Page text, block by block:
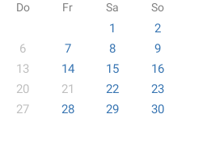
Do Fr Sa So
1
2
6 7 8
9
13 14 15
16
20 21 22
23
27 28 29
30